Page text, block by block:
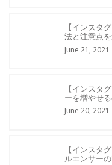
【インスタ
法と注意点を
June 21, 2021
【インスタ
ーを増やせ
June 20, 2021
【インスタ
ルエンサー